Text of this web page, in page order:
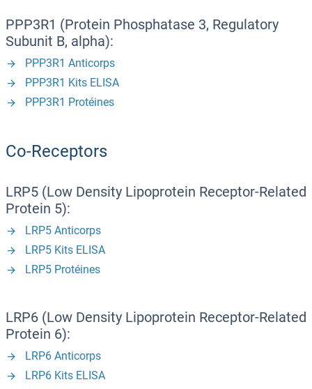
PPP3R1 (Protein Phosphatase 3, Regulatory
Subunit B, alpha):
PPP3R1 Anticorps
PPP3R1 Kits ELISA
PPP3R1 Protéines
Co-Receptors
LRP5 (Low Density Lipoprotein Receptor-Related
Protein 5):
LRP5 Anticorps
LRP5 Kits ELISA
LRP5 Protéines
LRP6 (Low Density Lipoprotein Receptor-Related
Protein 6):
LRP6 Anticorps
LRP6 Kits ELISA